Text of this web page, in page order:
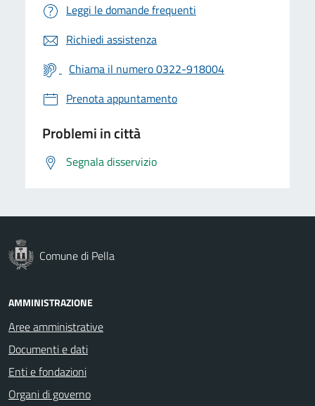
Leggi le domande frequenti
Richiedi assistenza
Chiama il numero 0322-918004
Prenota appuntamento
Problemi in città
Segnala disservizio
Comune di Pella
AMMINISTRAZIONE
Aree amministrative
Documenti e dati
Enti e fondazioni
Organi di governo